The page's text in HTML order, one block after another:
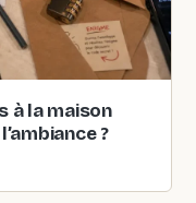
à la maison
?